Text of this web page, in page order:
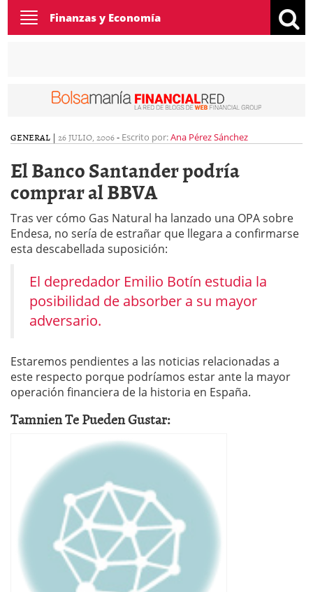
Toggle
navigation
Finanzas y Economía
GENERAL | 26 JULIO, 2006- Escrito por:Ana Pérez Sánchez
El Banco Santander podría
comprar al BBVA
Tras ver cómo Gas Natural ha lanzado una OPA sobre
Endesa, no sería de estrañar que llegara a confirmarse
esta descabellada suposición:
El depredador Emilio Botín estudia la
posibilidad de absorber a su mayor
adversario.
Estaremos pendientes a las noticias relacionadas a
este respecto porque podríamos estar ante la mayor
operación financiera de la historia en España.
Tamnien Te Pueden Gustar: